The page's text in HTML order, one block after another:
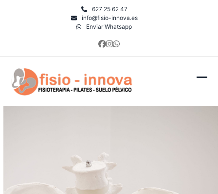
627 25 62 47
info@fisio-innova.es
Enviar Whatsapp
Facebook
Instagram
Whatsapp